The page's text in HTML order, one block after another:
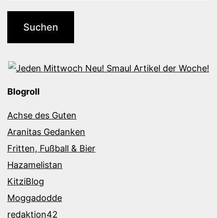
Blogroll
Achse des Guten
Aranitas Gedanken
Fritten, Fußball & Bier
Hazamelistan
KitziBlog
Moggadodde
redaktion42